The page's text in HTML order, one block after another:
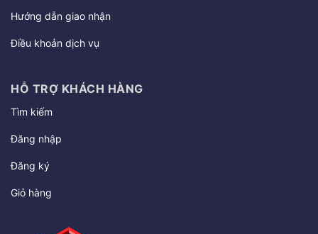
Hướng dẫn giao nhận
Điều khoản dịch vụ
HỖ TRỢ KHÁCH HÀNG
Tìm kiếm
Đăng nhập
Đăng ký
Giỏ hàng